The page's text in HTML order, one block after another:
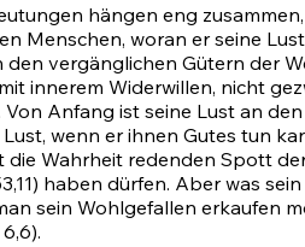
hängen eng
Menschen, woran er seine
den vergänglichen Gütern der
innerem Widerwillen, nicht
Anfang ist seine Lust an
wenn er ihnen Gutes tun
Wahrheit redenden Spott
haben dürfen. Aber was
sein Wohlgefallen erkaufen
.